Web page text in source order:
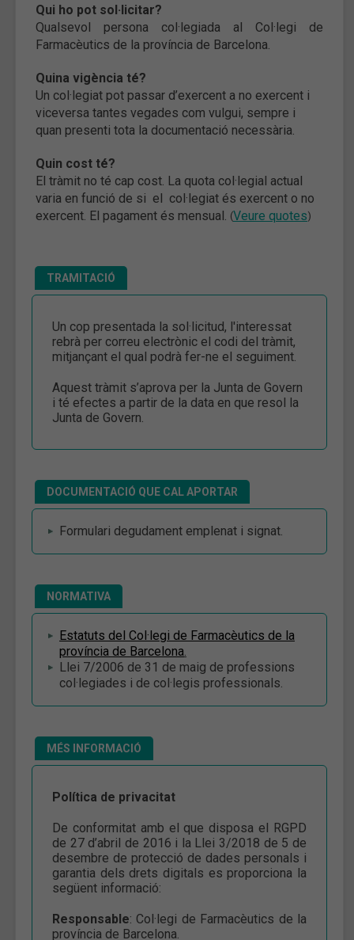
Qui ho pot sol·licitar?
Qualsevol persona col·legiada al Col·legi de
Farmacèutics de la província de Barcelona.
Quina vigència té?
Un col·legiat pot passar d’exercent a no exercent i
viceversa tantes vegades com vulgui, sempre i
quan presenti tota la documentació necessària.
Quin cost té?
El tràmit no té cap cost. La quota col·legial actual
varia en funció de si el col·legiat és exercent o no
exercent. El pagament és mensual. (Veure quotes)
TRAMITACIÓ
Un cop presentada la sol·licitud, l'interessat
rebrà per correu electrònic el codi del tràmit,
mitjançant el qual podrà fer-ne el seguiment.
Aquest tràmit s’aprova per la Junta de Govern
i té efectes a partir de la data en que resol la
Junta de Govern.
DOCUMENTACIÓ QUE CAL APORTAR
Formulari degudament emplenat i signat.
NORMATIVA
Estatuts del Col·legi de Farmacèutics de la
província de Barcelona.
Llei 7/2006 de 31 de maig de professions
col·legiades i de col·legis professionals.
MÉS INFORMACIÓ
Política de privacitat
De conformitat amb el que disposa el RGPD
de 27 d’abril de 2016 i la Llei 3/2018 de 5 de
desembre de protecció de dades personals i
garantia dels drets digitals es proporciona la
següent informació:
Responsable: Col·legi de Farmacèutics de la
província de Barcelona.